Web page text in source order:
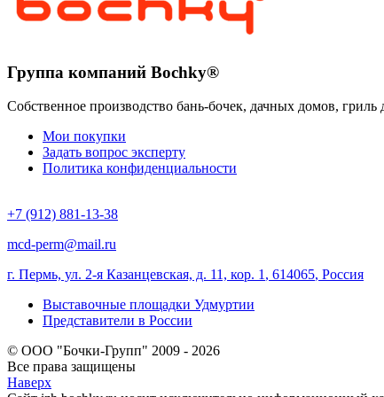
Группа компаний Bochky®
Собственное производство бань-бочек, дачных домов,
Мои покупки
Задать вопрос эксперту
Политика конфиденциальности
+7 (912) 881-13-38
mcd-perm@mail.ru
г. Пермь, ул. 2-я Казанцевская, д. 11, кор. 1 , 614065, Россия
Выставочные площадки Удмуртии
Представители в России
© ООО "Бочки-Групп" 2009 - 2026
Все права защищены
Наверх